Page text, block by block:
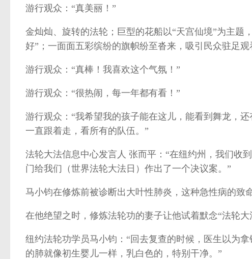
游行观众：“真美丽！”
金灿灿、旋转的法轮；巨型的花船以“天宫仙境”为主题
好”；一面面五彩缤纷的旗帜纷至沓来，吸引民众驻足观
游行观众：“真棒！我喜欢这个气氛！”
游行观众：“很热闹，每一年都有看！”
游行观众：“我希望我的孩子能在这儿，能看到舞龙，
一直跟着走，看所有的队伍。”
法轮大法信息中心发言人 张而平：“在纽约州，我们收
门给我们（世界法轮大法日）作出了一个决议案。”
马小钧在修炼前被诊断出大叶性肺炎，这种急性病的致
在他绝望之时，修炼法轮功的妻子让他试着默念“法轮
纽约法轮功学员马小钧：“回去复查的时候，医生以为
的肺就像初生婴儿一样，乳白色的，特别干净。”